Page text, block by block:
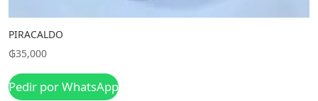
PIRACALDO
₲35,000
Pedir por WhatsApp